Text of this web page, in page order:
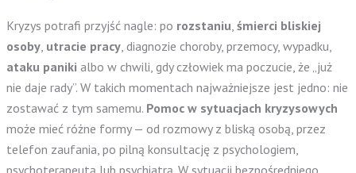
Kryzys potrafi przyjść nagle: po rozstaniu śmierci bliskiej
osoby, utracie pracy, diagnozie choroby, przemocy, wypadku,
ataku paniki albo w chwili, gdy człowiek ma poczucie, że „już
nie daje rady”. W takich momentach najważniejsze jest jedno: nie
zostawać z tym samemu. Pomoc w sytuacjach kryzysowych
może mieć różne formy — od rozmowy z bliską osobą, przez
telefon zaufania, po pilną konsultację z psychologiem,
psychoterapeutą lub psychiatrą. W sytuacji bezpośredniego